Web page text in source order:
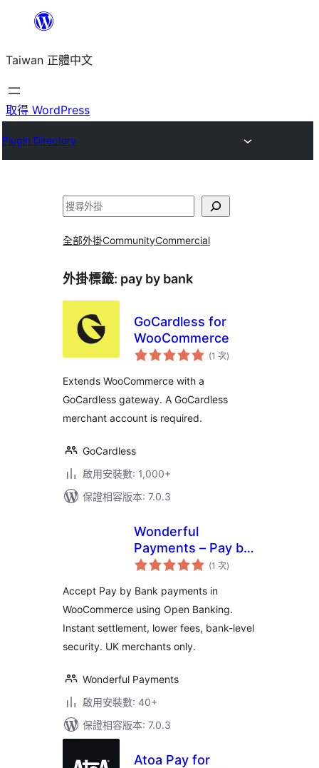
主
要
內
Taiwan 正體中文
取得 WordPress
Plugin Directory
搜
全部外掛CommunityCommercial
外掛標籤: pay by bank
GoCardless for
WooCommerce
(1 次評
分)
Extends WooCommerce with a
GoCardless gateway. A GoCardless
merchant account is required.
GoCardless
啟用安裝數: 1,000+
保證相容版本: 7.0.3
Wonderful
Payments – Pay by
Bank and Open
(UK)
(1 次評
分)
Accept Pay by Bank payments in
WooCommerce using Open Banking.
Instant settlement, lower fees, bank-level
security. UK merchants only.
Wonderful Payments
啟用安裝數: 40+
保證相容版本: 7.0.3
Atoa Pay for